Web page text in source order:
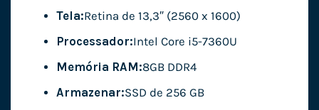
Tela:Retina de 13,3″ (2560 x 1600)
Processador:Intel Core i5-7360U
Memória RAM:8GB DDR4
Armazenar:SSD de 256 GB